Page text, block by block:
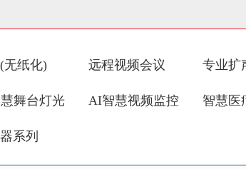
无纸化) 远程视频会议 专业扩
舞台灯光 AI智慧视频监控 智慧医
系列